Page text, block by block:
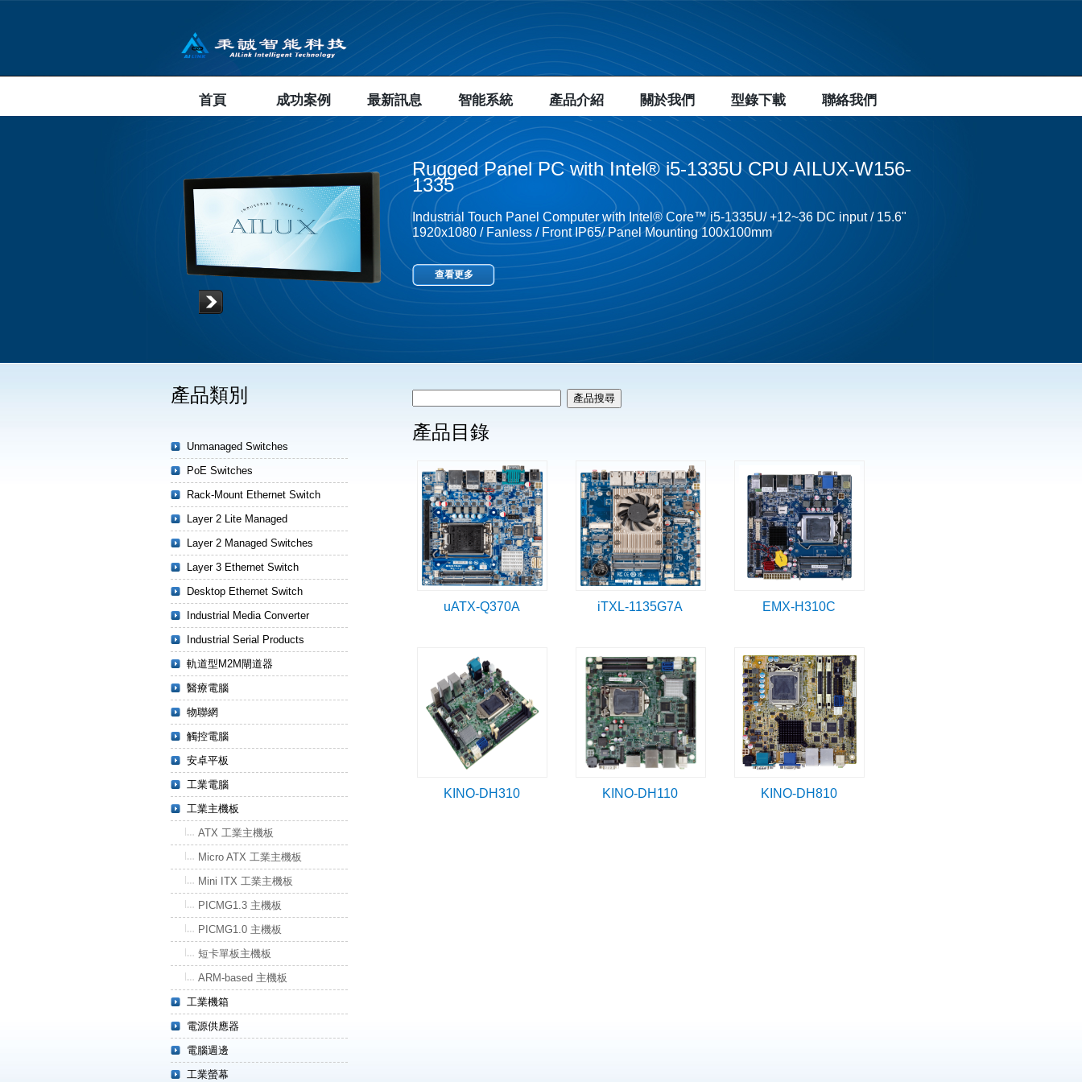
首頁 成功案例 最新訊息 智能系統 產品介紹 關於我們 型錄下載 聯絡我們
Rugged Panel PC with Intel® i5-1335U CPU AILUX-W156-
1335
Industrial Touch Panel Computer with Intel® Core™ i5-1335U/ +12~36 DC input / 15.6"
1920x1080 / Fanless / Front IP65/ Panel Mounting 100x100mm
查看更多
產品目錄
uATX-Q370A iTXL-1135G7A EMX-H310C
KINO-DH310 KINO-DH110 KINO-DH810
產品類別
Unmanaged Switches
PoE Switches
Rack-Mount Ethernet Switch
Layer 2 Lite Managed
Layer 2 Managed Switches
Layer 3 Ethernet Switch
Desktop Ethernet Switch
Industrial Media Converter
Industrial Serial Products
軌道型M2M閘道器
醫療電腦
物聯網
觸控電腦
安卓平板
工業電腦
工業主機板
ATX 工業主機板
Micro ATX 工業主機板
Mini ITX 工業主機板
PICMG1.3 主機板
PICMG1.0 主機板
短卡單板主機板
ARM-based 主機板
工業機箱
電源供應器
電腦週邊
工業螢幕